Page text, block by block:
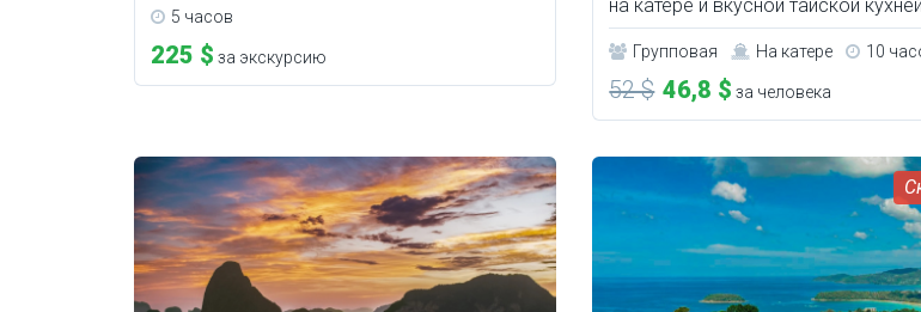
5 часов
225 $ за экскурсию
на катере и вкусной тайской кухней.
Групповая На катере 10
52 $ 46,8 $ за человека